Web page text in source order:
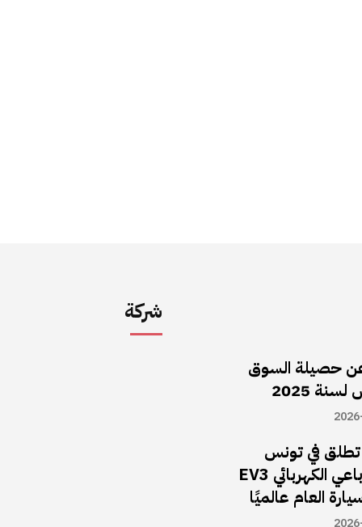
شركة
حصيلة السوق
2025
تطلق في تونس
سيارة الـدفع الرباعي الكهربائي EV3
العام عالميًا